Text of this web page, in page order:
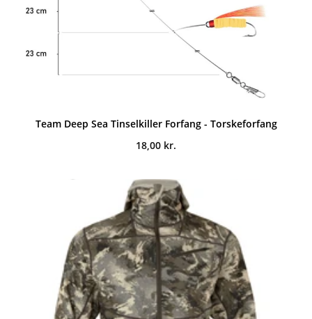
Team Deep Sea Tinselkiller Forfang - Torskeforfang
18,00 kr.